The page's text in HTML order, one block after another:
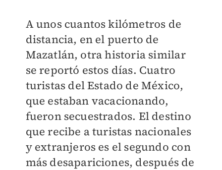
A unos cuantos kilómetros de
distancia, en el puerto de
Mazatlán, otra historia similar
se reportó estos días. Cuatro
turistas del Estado de México,
que estaban vacacionando,
fueron secuestrados. El destino
que recibe a turistas nacionales
y extranjeros es el segundo con
más desapariciones, después de